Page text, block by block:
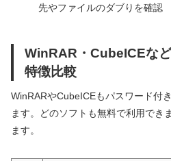
先やファイルのダブりを確認
WinRAR・CubeICEな
特徴比較
WinRARやCubeICEもパスワード付
ます。どのソフトも無料で利用でき
ます。